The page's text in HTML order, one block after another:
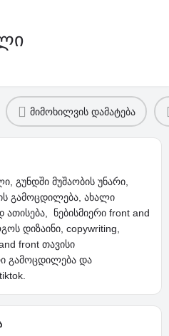
და შეფასება
მიმოხილვის დამატება
გუნდში მუშაობის უნარი,
გამოცდილება, ახალი
ათისება, ნებისმიერი front and
დიზაინი, copywriting,
front თავისი
გამოცდილება და